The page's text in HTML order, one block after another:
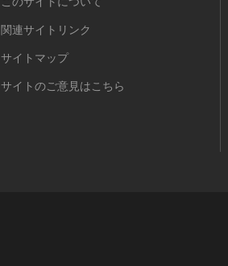
関連サイトリンク
サイトマップ
サイトのご意見はこちら